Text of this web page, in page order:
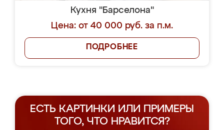
Кухня "Барселона"
Цена: от 40 000 руб. за п.м.
ПОДРОБНЕЕ
ЕСТЬ КАРТИНКИ ИЛИ ПРИМЕРЫ
ТОГО, ЧТО НРАВИТСЯ?